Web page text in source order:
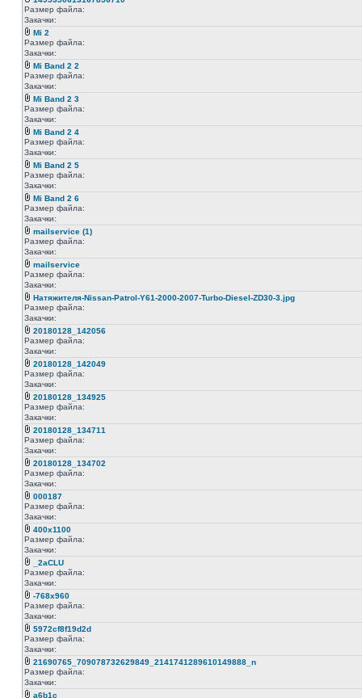
Размер файла:
Закачки:
Mi 2
Размер файла:
Закачки:
Mi Band 2 2
Размер файла:
Закачки:
Mi Band 2 3
Размер файла:
Закачки:
Mi Band 2 4
Размер файла:
Закачки:
Mi Band 2 5
Размер файла:
Закачки:
Mi Band 2 6
Размер файла:
Закачки:
mailservice (1)
Размер файла:
Закачки:
mailservice
Размер файла:
Закачки:
Натяжителя-Nissan-Patrol-Y61-2000-2007-Turbo-Diesel-ZD30-3.jpg
Размер файла:
Закачки:
20180128_142056
Размер файла:
Закачки:
20180128_142049
Размер файла:
Закачки:
20180128_134925
Размер файла:
Закачки:
20180128_134711
Размер файла:
Закачки:
20180128_134702
Размер файла:
Закачки:
000187
Размер файла:
Закачки:
400x1100
Размер файла:
Закачки:
_2aCLU
Размер файла:
Закачки:
-768x960
Размер файла:
Закачки:
5972cf8f19d2d
Размер файла:
Закачки:
21690765_709078732629849_2141741289610149888_n
Размер файла:
Закачки:
a6b1c